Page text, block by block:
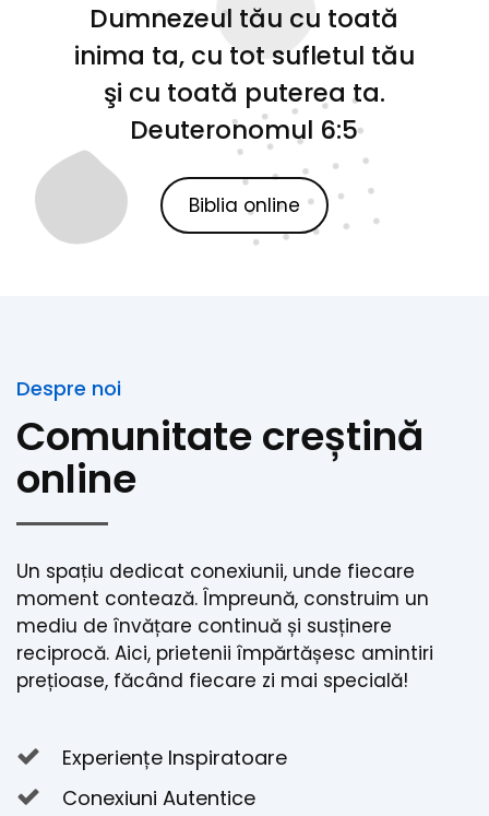
Dumnezeul tău cu toată
inima ta, cu tot sufletul tău
şi cu toată puterea ta.
Deuteronomul 6:5
Biblia online
Despre noi
Comunitate creștină
online
Un spațiu dedicat conexiunii, unde fiecare
moment contează. Împreună, construim un
mediu de învățare continuă și susținere
reciprocă. Aici, prietenii împărtășesc amintiri
prețioase, făcând fiecare zi mai specială!
Experiențe Inspiratoare
Conexiuni Autentice